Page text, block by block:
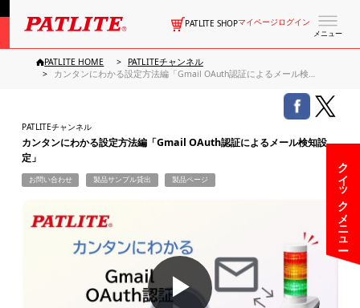
メニュー
PATLITE SHOPマイページログイン
クイックメニュー
PATLITE HOME
PATLITEチャンネル
カンタンにわかる設定方法編「Gmail OAuth認証によるメール検知設定」
PATLITEチャンネル
カンタンにわかる設定方法編「Gmail OAuth認証によるメール検知設
定」
お問い合わせ 製品サンプル貸出 製品ページ
▶